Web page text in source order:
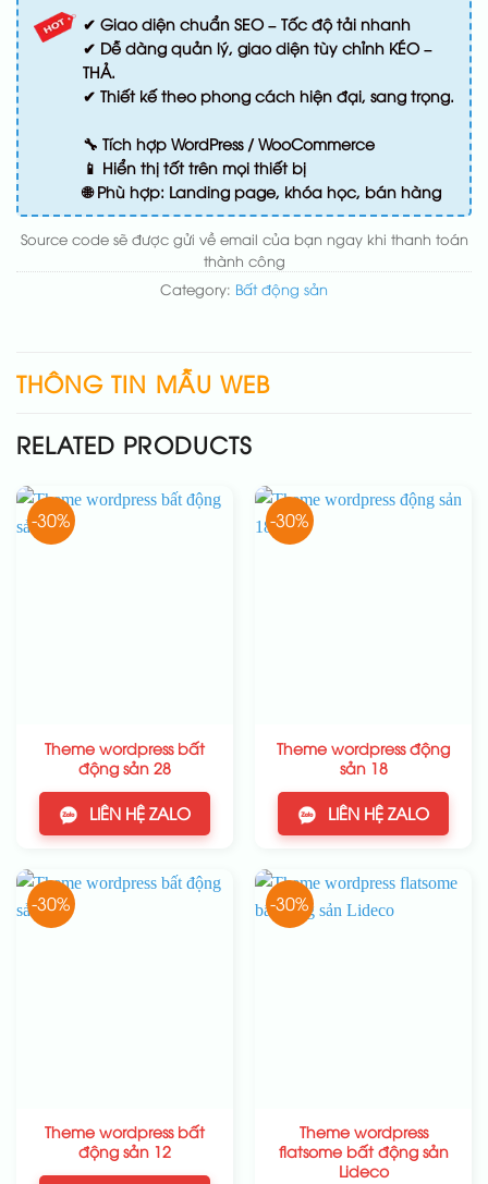
✔ Giao diện chuẩn SEO – Tốc độ tải nhanh
✔ Dễ dàng quản lý, giao diện tùy chỉnh KÉO –
THẢ.
✔ Thiết kế theo phong cách hiện đại, sang trọng.
🔧 Tích hợp WordPress / WooCommerce
📱 Hiển thị tốt trên mọi thiết bị
🌐 Phù hợp: Landing page, khóa học, bán hàng
Source code sẽ được gửi về email của bạn ngay khi thanh toán
thành công
Category: Bất động sản
THÔNG TIN MẪU WEB
RELATED PRODUCTS
-30%
Theme wordpress bất
động sản 28
LIÊN HỆ ZALO
-30%
Theme wordpress động
sản 18
LIÊN HỆ ZALO
-30%
Theme wordpress bất
động sản 12
-30%
Theme wordpress
flatsome bất động sản
Lideco